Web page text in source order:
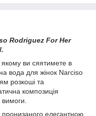
Rodriguez For Her
ви сяятимете в
вода для жінок Narciso
розкоші та
композиція
елегантною